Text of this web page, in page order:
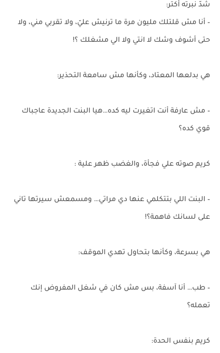
شدّ نبرته أكتر:
– أنا مش قلتلك مليون مرة ما ترنيش عليّ، ولا تقربي مني، ولا
حتى أشوف وشك لا انتي ولا الي مشغلك ؟!
هي بدلعها المعتاد، وكأنها مش سامعة التحذير:
– مش عارفة أنت اتغيرت ليه كده…هيا البنت الجديدة عاجباك
قوي كده؟
كريم صوته علي فجأة، والغضب ظهر علية :
– البنت اللي بتتكلمي عنها دي مراتي… ومسمعش سيرتها تاني
على لسانك فاهمة؟!
هي بسرعة، وكأنها بتحاول تهدي الموقف:
– طب… أنا آسفة، بس مش كان في شغل المفروض إنك
تعمله؟
كريم بنفس الحدة: